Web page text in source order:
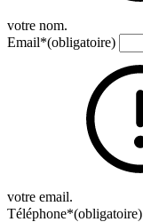
votre nom.
Email*(obligatoire)
votre email.
Téléphone*(obligatoire)